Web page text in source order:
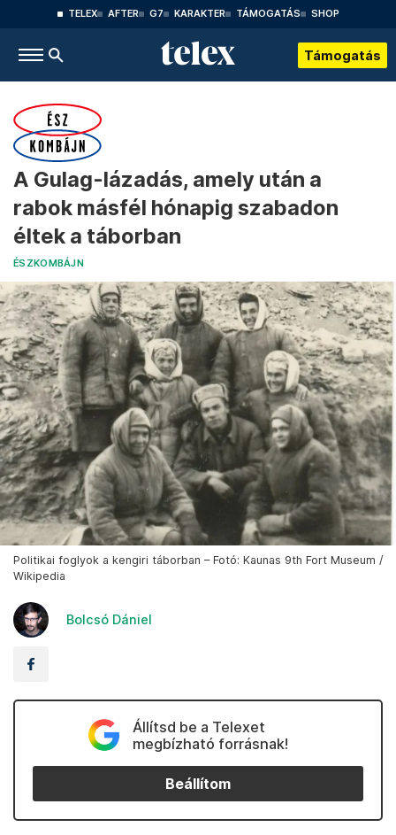
TELEX AFTER G7 KARAKTER TÁMOGATÁS SHOP
Támogatás
A Gulag-lázadás, amely után a
rabok másfél hónapig szabadon
éltek a táborban
ÉSZKOMBÁJN
Politikai foglyok a kengiri táborban – Fotó: Kaunas 9th Fort Museum /
Wikipedia
Bolcsó Dániel
Állítsd be a Telexet
megbízható forrásnak!
Beállítom